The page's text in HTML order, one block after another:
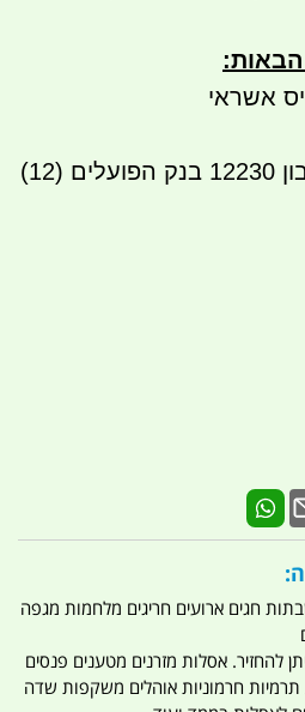
הבאות:
אשראי
העברה בנקאית לחשבון 12230 בנק הפועלים (12)
לא כולל שבתות חגים ארועים חריגים מלחמות מגפה
להחזיר. אסלות מזרנים מטענים פנסים
תרמיות חרמוניות אוהלים משקפות שדה